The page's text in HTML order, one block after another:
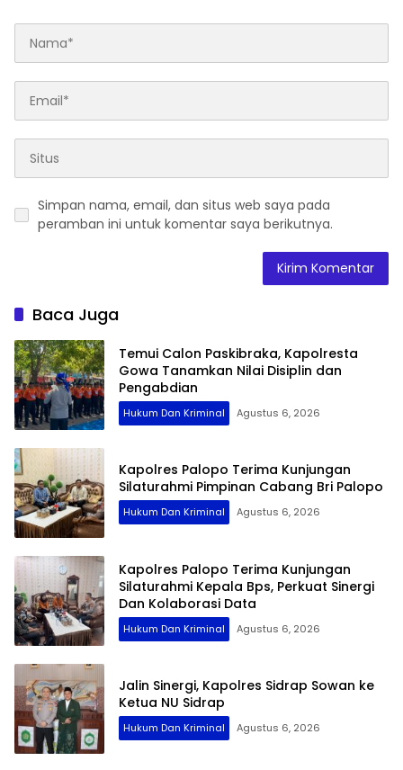
Simpan nama, email, dan situs web saya pada
peramban ini untuk komentar saya berikutnya.
Baca Juga
Temui Calon Paskibraka, Kapolresta
Gowa Tanamkan Nilai Disiplin dan
Pengabdian
Hukum Dan Kriminal Agustus 6, 2026
Kapolres Palopo Terima Kunjungan
Silaturahmi Pimpinan Cabang Bri Palopo
Hukum Dan Kriminal Agustus 6, 2026
Kapolres Palopo Terima Kunjungan
Silaturahmi Kepala Bps, Perkuat Sinergi
Dan Kolaborasi Data
Hukum Dan Kriminal Agustus 6, 2026
Jalin Sinergi, Kapolres Sidrap Sowan ke
Ketua NU Sidrap
Hukum Dan Kriminal Agustus 6, 2026